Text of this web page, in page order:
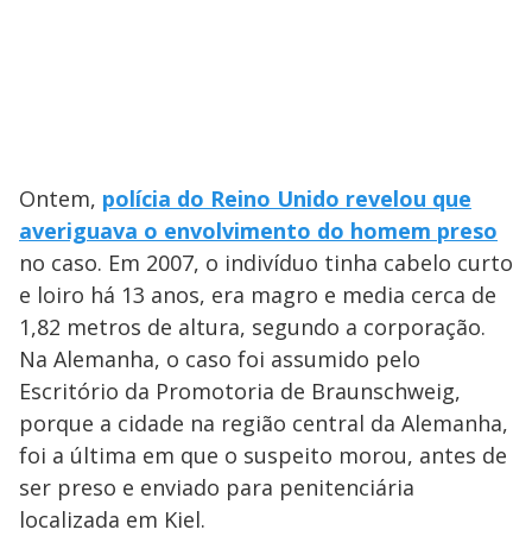
Ontem, polícia do Reino Unido revelou que
averiguava o envolvimento do homem preso
no caso. Em 2007, o indivíduo tinha cabelo curto
e loiro há 13 anos, era magro e media cerca de
1,82 metros de altura, segundo a corporação.
Na Alemanha, o caso foi assumido pelo
Escritório da Promotoria de Braunschweig,
porque a cidade na região central da Alemanha,
foi a última em que o suspeito morou, antes de
ser preso e enviado para penitenciária
localizada em Kiel.